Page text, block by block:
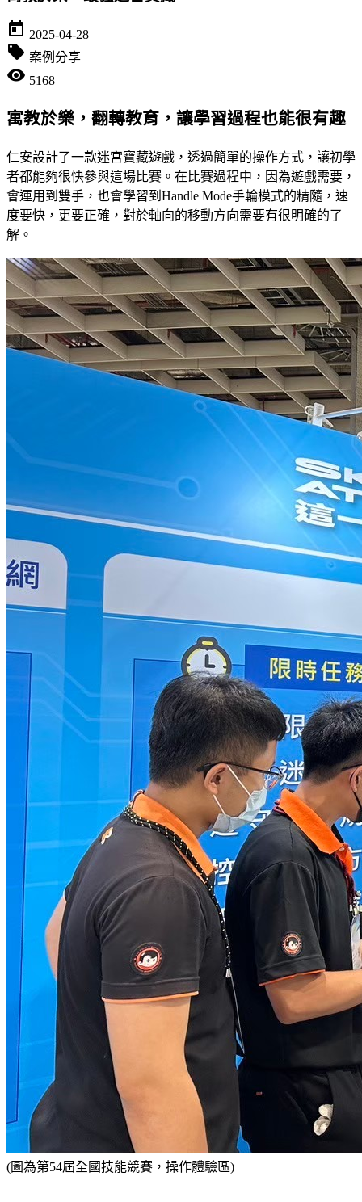
today 2025-04-28
local_offer 案例分享
visibility 5168
寓教於樂，翻轉教育，讓學習過程也能很有趣
仁安設計了一款迷宮寶藏遊戲，透過簡單的操作方式，讓初學
者都能夠很快參與這場比賽。在比賽過程中，因為遊戲需要，
會運用到雙手，也會學習到Handle Mode手輪模式的精隨，速
度要快，更要正確，對於軸向的移動方向需要有很明確的了
解。
(圖為第54屆全國技能競賽，操作體驗區)